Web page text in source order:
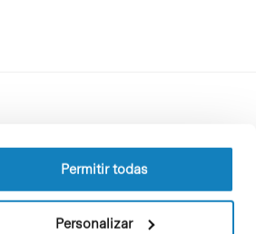
Permitir todas
Personalizar
Perfil del contratante
Política de privacidad
Aviso Legal
Política de cookies